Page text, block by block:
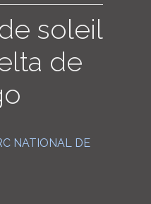
LOGIN
ENGLISH
soleil
de
NATIONAL DE